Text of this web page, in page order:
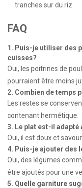
tranches sur du riz.
FAQ
1. Puis-je utiliser des
cuisses?
Oui, les poitrines de
pourraient être moins
2. Combien de temps
Les restes se
contenant hermétique.
3. Le plat est-il adapté
Oui, il est doux et
4. Puis-je ajouter des
Oui, des légumes
être ajoutés pour une
5. Quelle garniture